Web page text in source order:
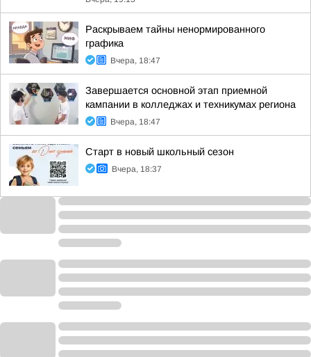
Раскрываем тайны ненормированного
графика
Вчера, 18:47
Завершается основной этап приемной
кампании в колледжах и техникумах региона
Вчера, 18:47
Старт в новый школьный сезон
Вчера, 18:37